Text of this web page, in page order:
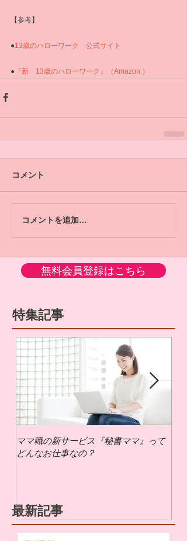
【参考】
●13歳のハローワーク　公式サイト
● 『新　13歳のハローワーク』（Amazon ）
コメント
コメントを追加…
無料会員登録はこちら
特集記事
最新記事
ママ職の新サービス『秘書ママ』って
どんなお仕事なの？